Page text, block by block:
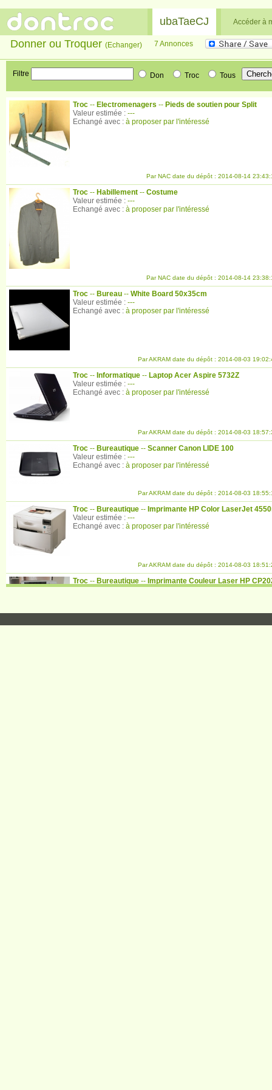
Troc -- Electromenagers -- Pieds de soutien pour Split
Valeur estimée : ---
Echangé avec : à proposer par l'intéressé
Par NAC date du dépôt : 2014-08-14
Troc -- Habillement -- Costume
Valeur estimée : ---
Echangé avec : à proposer par l'intéressé
Par NAC date du dépôt : 2014-08-14
Troc -- Bureau -- White Board 50x35cm
Valeur estimée : ---
Echangé avec : à proposer par l'intéressé
Par AKRAM date du dépôt : 2014-08-03
Troc -- Informatique -- Laptop Acer Aspire 5732Z
Valeur estimée : ---
Echangé avec : à proposer par l'intéressé
Par AKRAM date du dépôt : 2014-08-03
Troc -- Bureautique -- Scanner Canon LIDE 100
Valeur estimée : ---
Echangé avec : à proposer par l'intéressé
Par AKRAM date du dépôt : 2014-08-03
Troc -- Bureautique -- Imprimante HP Color LaserJet
Valeur estimée : ---
Echangé avec : à proposer par l'intéressé
Par AKRAM date du dépôt : 2014-08-03
Troc -- Bureautique -- Imprimante Couleur Laser HP
Valeur estimée :---
Filtre Don Troc Tous
ubaTaeCJ Accéder à
Donner ou Troquer (Echanger) 7 Annonces